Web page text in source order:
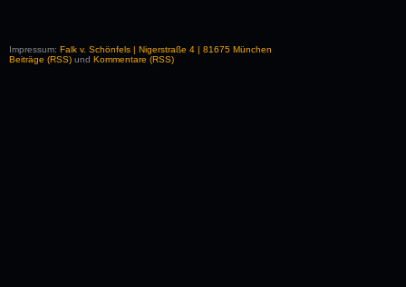
Impressum: Falk v. Schönfels | Nigerstraße 4 | 81675 München
Beiträge (RSS) und Kommentare (RSS)